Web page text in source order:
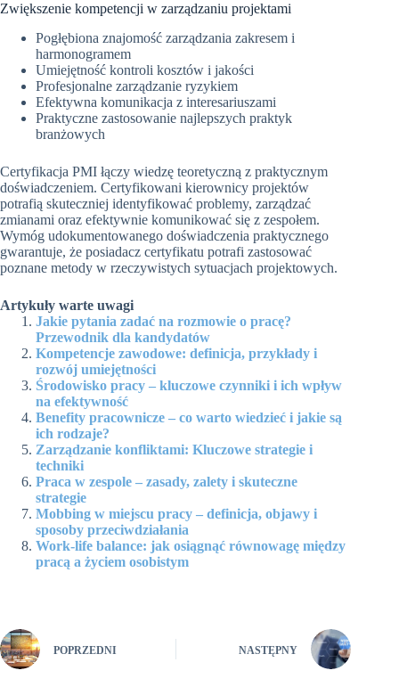
Zwiększenie kompetencji w zarządzaniu projektami
Pogłębiona znajomość zarządzania zakresem i
harmonogramem
Umiejętność kontroli kosztów i jakości
Profesjonalne zarządzanie ryzykiem
Efektywna komunikacja z interesariuszami
Praktyczne zastosowanie najlepszych praktyk
branżowych
Certyfikacja PMI łączy wiedzę teoretyczną z praktycznym
doświadczeniem. Certyfikowani kierownicy projektów
potrafią skuteczniej identyfikować problemy, zarządzać
zmianami oraz efektywnie komunikować się z zespołem.
Wymóg udokumentowanego doświadczenia praktycznego
gwarantuje, że posiadacz certyfikatu potrafi zastosować
poznane metody w rzeczywistych sytuacjach projektowych.
Artykuły warte uwagi
Jakie pytania zadać na rozmowie o pracę?
Przewodnik dla kandydatów
Kompetencje zawodowe: definicja, przykłady i
rozwój umiejętności
Środowisko pracy – kluczowe czynniki i ich wpływ
na efektywność
Benefity pracownicze – co warto wiedzieć i jakie są
ich rodzaje?
Zarządzanie konfliktami: Kluczowe strategie i
techniki
Praca w zespole – zasady, zalety i skuteczne
strategie
Mobbing w miejscu pracy – definicja, objawy i
sposoby przeciwdziałania
Work-life balance: jak osiągnąć równowagę między
pracą a życiem osobistym
POPRZEDNI NASTĘPNY